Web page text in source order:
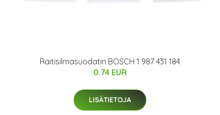
Raitisilmasuodatin BOSCH 1 987 431 184
0.74 EUR
LISÄTIETOJA